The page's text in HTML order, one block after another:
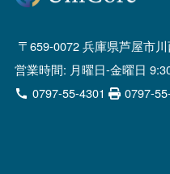
659-0072 兵庫県芦屋市
営業時間: 月曜日-金曜日
0797-55-4301
0797-